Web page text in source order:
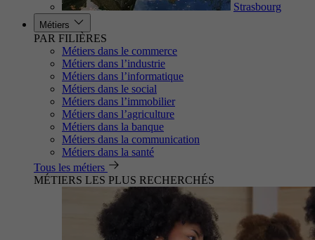
Strasbourg
Métiers
PAR FILIÈRES
Métiers dans le commerce
Métiers dans l’industrie
Métiers dans l’informatique
Métiers dans le social
Métiers dans l’immobilier
Métiers dans l’agriculture
Métiers dans la banque
Métiers dans la communication
Métiers dans la santé
Tous les métiers
MÉTIERS LES PLUS RECHERCHÉS